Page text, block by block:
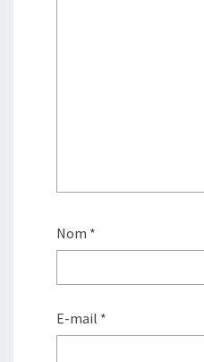
Nom *
E-mail *